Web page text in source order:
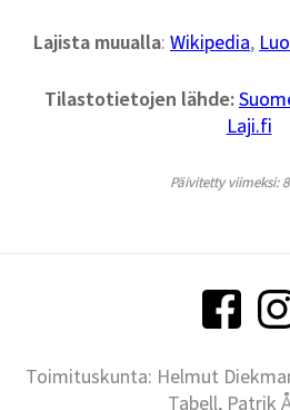
Lajista muualla: Wikipedia,
Tilastotietojen lähde:
Laji.fi
Päivitetty viimeksi:
Toimituskunta: Helmut
Tabell, Patrik